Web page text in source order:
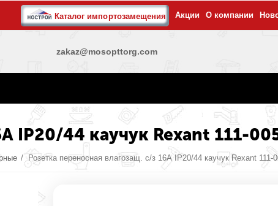
Каталог импортозамещения Акции О компании
zakaz@mosopttorg.com
IP20/44 каучук Rexant 111-
/ Розетка переносная влагозащ. с/з 16А IP20/44 каучук Rexant 111-